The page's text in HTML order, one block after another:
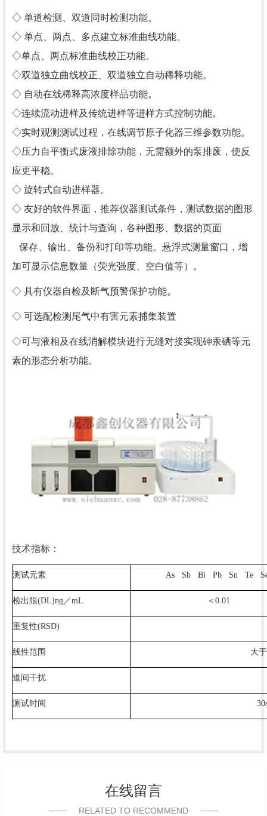
◇ 单道检测、 双道同时检测功能。
◇ 单点、两点、多点建立标准曲线功能。
◇单点、两点标准曲线校正功能。
◇双道独立曲线校正、双道独立自动稀释功能。
◇ 自动在线稀释高浓度样品功能。
◇连续流动进样及传统进样等进样方式控制功能。
◇实时观测测试过程，在线调节原子化器三维参数功能。
◇压力自平衡式废液排除功能，无需额外的泵排废，使反
应更平稳。
◇ 旋转式自动进样器。
◇ 友好的软件界面，推荐仪器测试条件，测试数据的图形
显示和回放、统计与查询，各种图形、数据的页面
保存、输出、备份和打印等功能。悬浮式测量窗口，增
加可显示信息数量（荧光强度、空白值等）。
◇ 具有仪器自检及断气预警保护功能。
◇ 可选配检测尾气中有害元素捕集装置
◇可与液相及在线消解模块进行无缝对接实现砷汞硒等元
素的形态分析功能。
技术指标：
测试元素 As Sb Bi Pb Sn Te
检出限(DL)ng ／mL ＜ 0.01
重复性(RSD)
线性范围 大
道间干扰
测试时间
在线留言
RELATED TO RECOMMEND